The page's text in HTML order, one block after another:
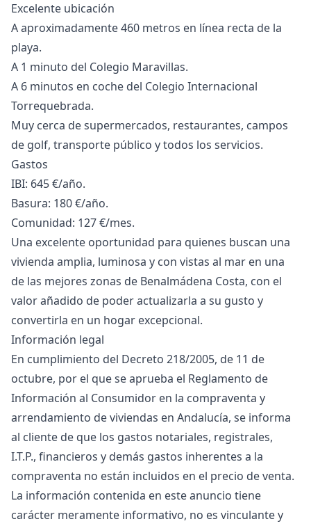
Excelente ubicación
A aproximadamente 460 metros en línea recta de la
playa.
A 1 minuto del Colegio Maravillas.
A 6 minutos en coche del Colegio Internacional
Torrequebrada.
Muy cerca de supermercados, restaurantes, campos
de golf, transporte público y todos los servicios.
Gastos
IBI: 645 €/año.
Basura: 180 €/año.
Comunidad: 127 €/mes.
Una excelente oportunidad para quienes buscan una
vivienda amplia, luminosa y con vistas al mar en una
de las mejores zonas de Benalmádena Costa, con el
valor añadido de poder actualizarla a su gusto y
convertirla en un hogar excepcional.
Información legal
En cumplimiento del Decreto 218/2005, de 11 de
octubre, por el que se aprueba el Reglamento de
Información al Consumidor en la compraventa y
arrendamiento de viviendas en Andalucía, se informa
al cliente de que los gastos notariales, registrales,
I.T.P., financieros y demás gastos inherentes a la
compraventa no están incluidos en el precio de venta.
La ‌información ‌contenida ‌en ‌este ‌anuncio tiene
carácter meramente informativo, ‌no ‌es ‌vinculante y